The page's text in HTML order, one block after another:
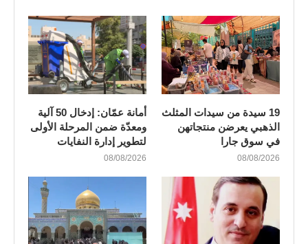
19 سيدة من سيدات المثلث
الذهبي يعرضن منتجاتهن
في سوق جارا
08/08/2026
أمانة عمّان: إدخال 50 آلية
ومعدّة ضمن المرحلة الأولى
لتطوير إدارة النفايات
08/08/2026